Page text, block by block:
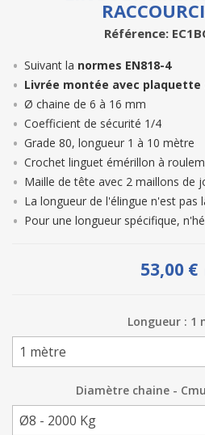
Référence:
Suivant la normes EN818-4
Livrée montée avec
Ø chaine de 6 à 16 mm
Coefficient de sécurité 1/4
Grade 80, longueur 1 à 10 mètre
Crochet linguet émérillon à
Maille de tête avec 2 maillons de
La longueur de l'élingue n'est pas
Pour une longueur spécifique,
53,00 €
Longueur : 1
Diamètre chaine -